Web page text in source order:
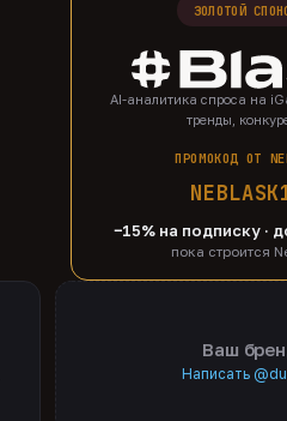
ЗОЛОТОЙ
AI-аналитика спроса на
тренды,
ПРОМОКОД ОТ
−15% на подписку ·
пока строится
Ваш
Написать